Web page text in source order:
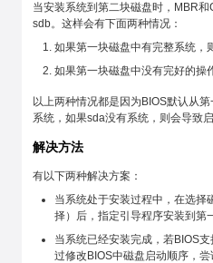
当安装系统到第二块磁盘时，MBR
sdb。这样会有下面两种情况：
如果第一块磁盘中有完整系统，
如果第一块磁盘中没有完好的操
以上两种情况都是因为BIOS默认从
系统，如果sda没有系统，则会导致启
解决方法
有以下两种解决方案：
当系统处于安装过程中，在选择
择）后，指定引导程序安装到第
当系统已经安装完成，若BIOS
过修改BIOS中磁盘启动顺序，尝